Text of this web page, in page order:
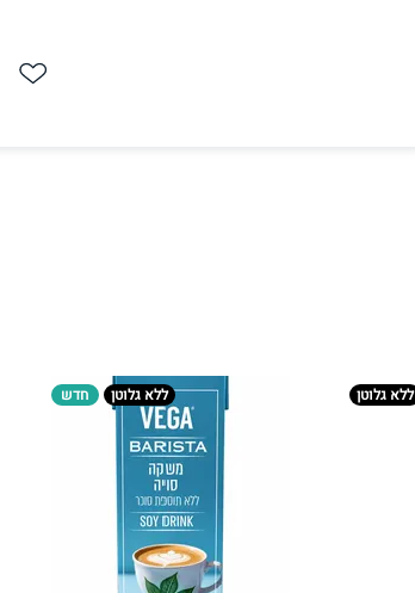
שוקולד, חטיפים, חלבון
פירות וירקות
ללא גלוטן חדש ללא גלוטן